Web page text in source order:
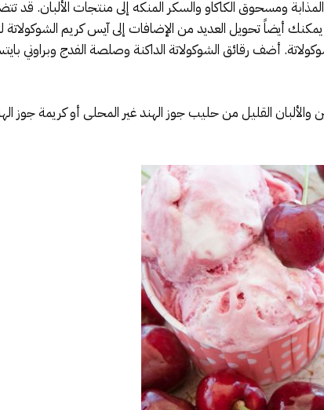
ومسحوق الكاكاو والسكر المنكه إلى منتجات الألبان.
أيضاً تحويل العديد من الإضافات إلى آيس كريم
أضف رقائق الشوكولاتة الداكنة وصلصة الفدج وبراوني
والألبان القليل من حليب جوز الهند غير المحلى أو كريمة جوز